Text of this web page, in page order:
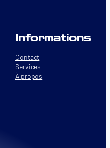
Informations
Contact
Services
À propos